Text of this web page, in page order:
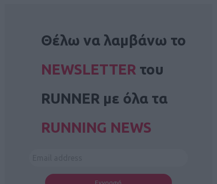
Θέλω να λαμβάνω το
NEWSLETTER του
RUNNER με όλα τα
RUNNING NEWS